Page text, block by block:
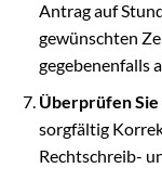
Antrag auf
gewünschten
gegebenenfalls
Überprüfen Sie
sorgfältig
Rechtschreib-